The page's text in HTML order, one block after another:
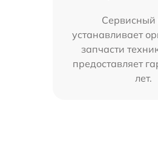
Сервисный
устанавливает
запчасти
предоставляет
лет.